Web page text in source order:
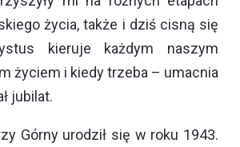
życia, także i dziś cisną się
kieruje każdym naszym
życiem i kiedy trzeba – umacnia
jubilat.
Górny urodził się w roku 1943.